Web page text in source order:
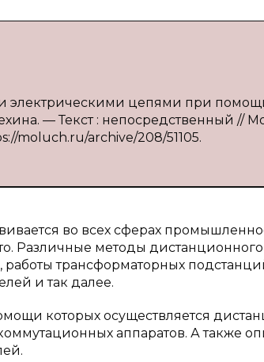
электрическими цепями при
— Текст : непосредственный //
moluch.ru/archive/208/51105.
во всех сферах
Различные методы
трансформаторных
и так далее.
которых осуществляется
аппаратов. А также